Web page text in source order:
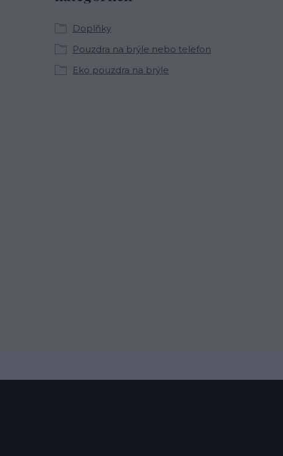
Doplňky
Pouzdra na brýle nebo telefon
Eko pouzdra na brýle